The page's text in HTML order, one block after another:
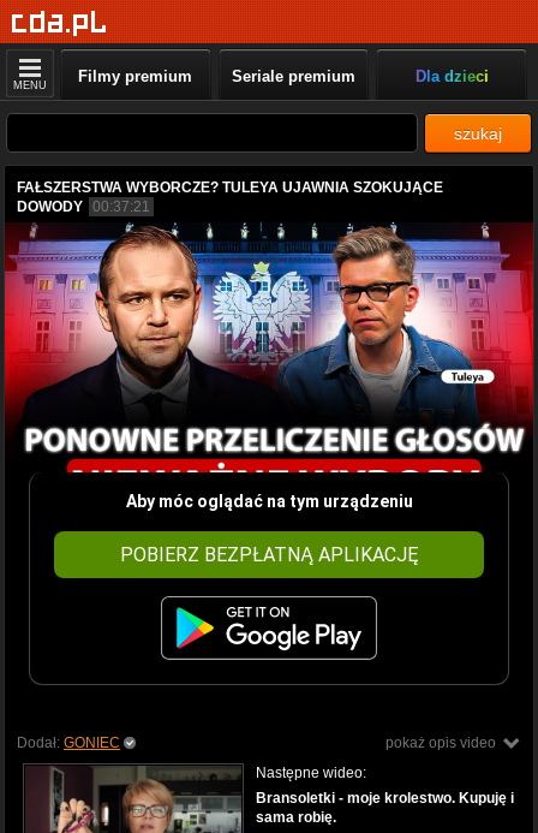
MENU Filmy premium Seriale premium Dla dzieci
szukaj
FAŁSZERSTWA WYBORCZE? TULEYA UJAWNIA SZOKUJĄCE
DOWODY 00:37:21
Aby móc oglądać na tym urządzeniu
POBIERZ BEZPŁATNĄ APLIKACJĘ
pokaż opis video
Dodał: GONIEC
Następne wideo:
Bransoletki - moje krolestwo. Kupuję i
sama robię.